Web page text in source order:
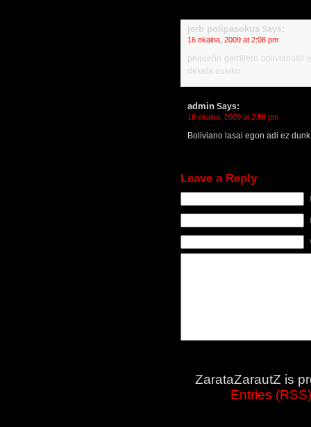
jerb polipasokua Says:
16 ekaina, 2009 at 2:08 pm
pequeño gerrillero boliviano!!!!
dekela eukiko.
admin Says:
16 ekaina, 2009 at 2:56 pm
Boliviano lasai egon adi ez
Leave a Reply
ZarataZarautZ is
Entries (RSS)